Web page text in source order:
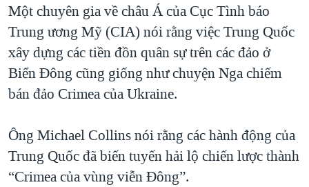
NGƯ DÂN VIỆT VÀ LÀN SÓNG TRỘM HẢI SÂM
BÊN KIA QUỐC LỘ: TIẾNG VỌNG TỪ NÔNG THÔN MỸ
QUAN HỆ VIỆT MỸ
Một chuyên gia về châu Á của Cục Tình báo
Trung ương Mỹ (CIA) nói rằng việc Trung Quốc
xây dựng các tiền đồn quân sự trên các đảo ở
Biển Đông cũng giống như chuyện Nga chiếm
bán đảo Crimea của Ukraine.
Ông Michael Collins nói rằng các hành động của
Trung Quốc đã biến tuyến hải lộ chiến lược thành
“Crimea của vùng viễn Đông”.